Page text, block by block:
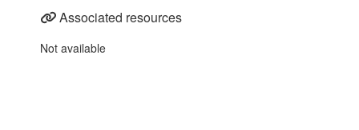
Associated resources
Not available